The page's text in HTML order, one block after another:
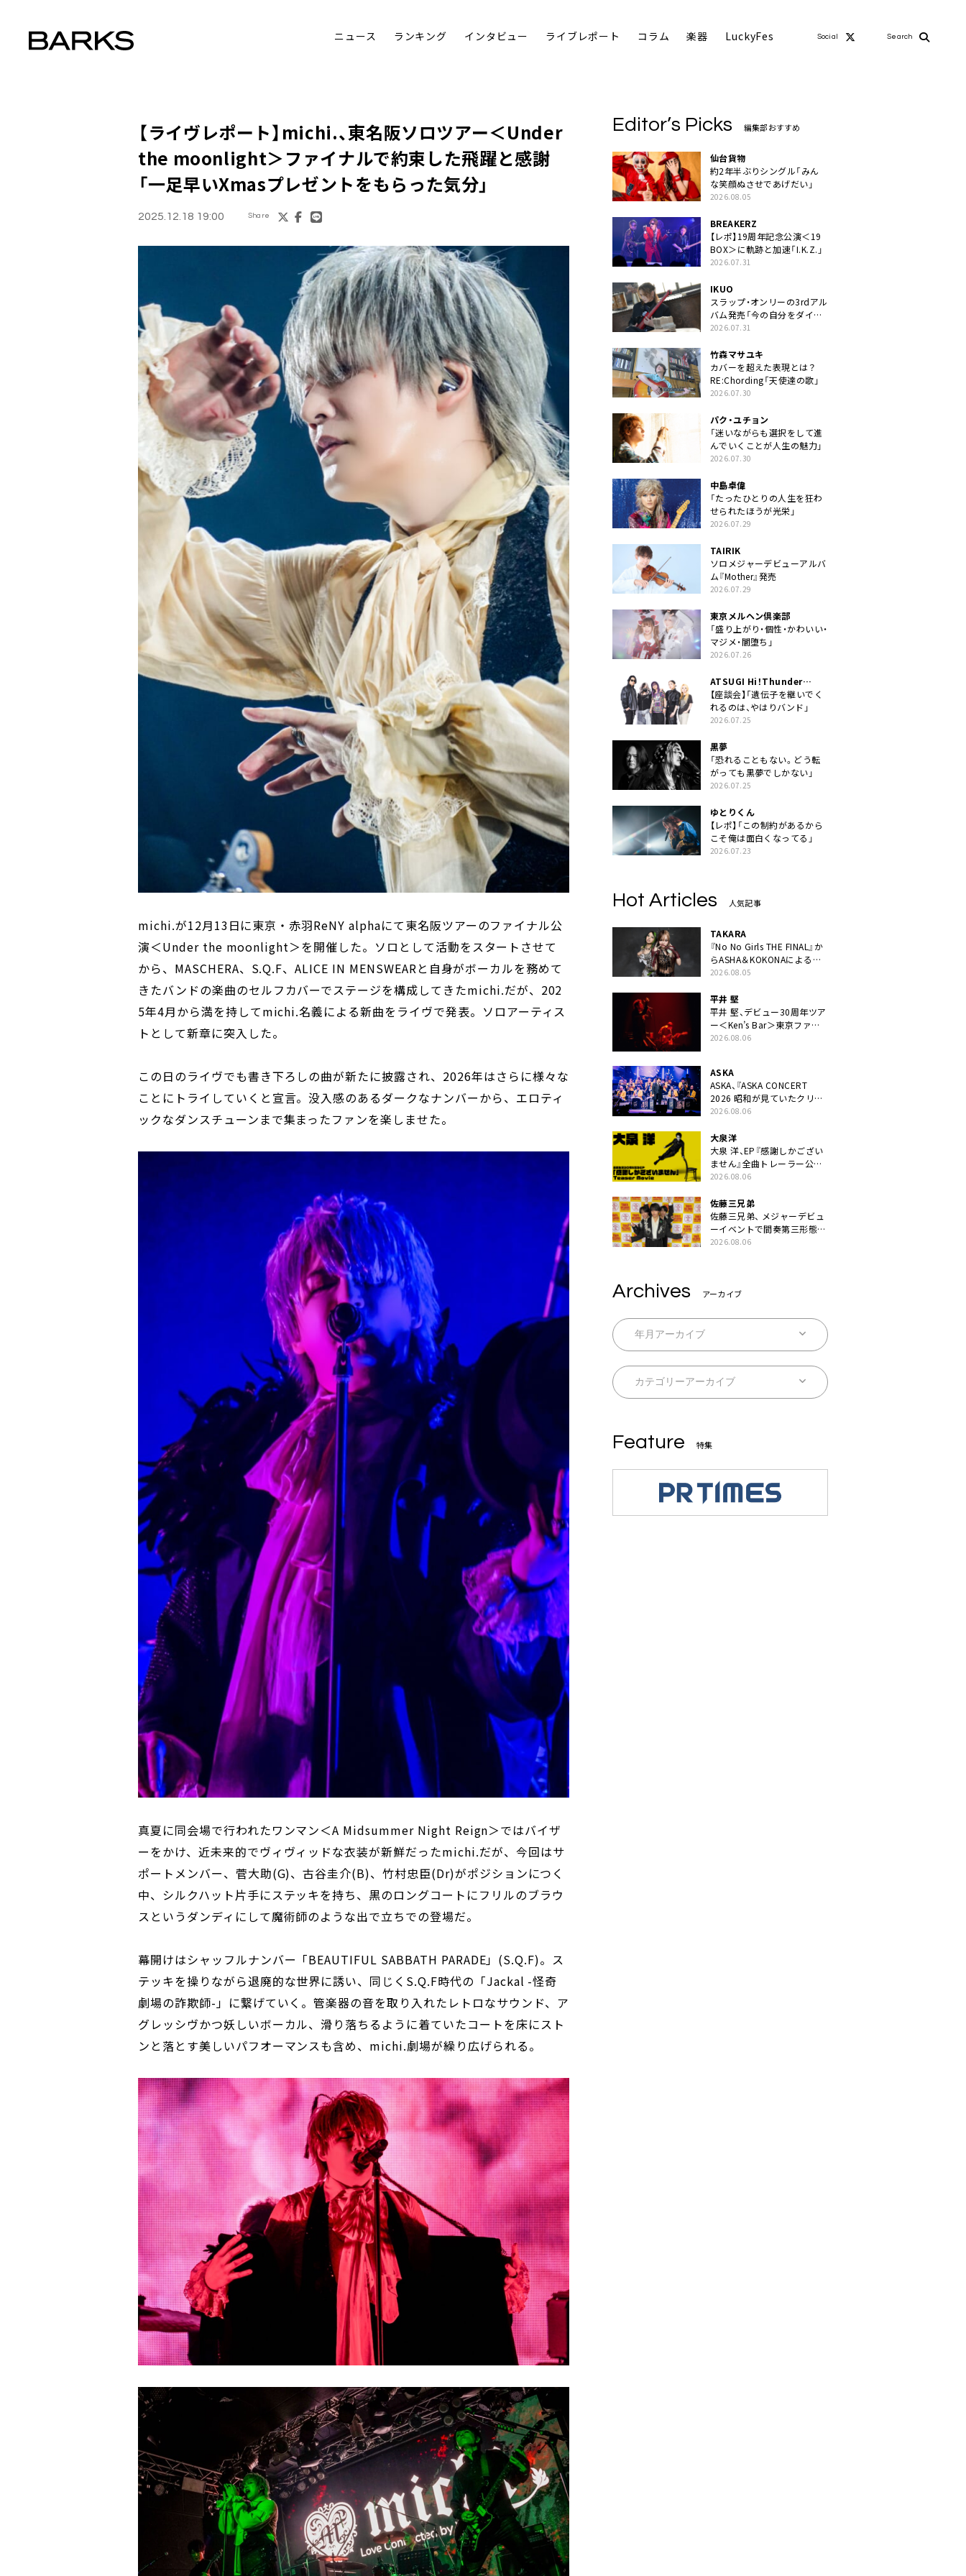
ニュース ランキング インタビュー ライブレポート コラム 楽器 LuckyFes Social Search
【ライヴレポート】michi.、東名阪ソロツアー＜Under
the moonlight＞ファイナルで約束した飛躍と感謝
「一足早いXmasプレゼントをもらった気分」
2025.12.18 19:00 Share
michi.が12月13日に東京・赤羽ReNY alphaにて東名阪ツアーのファイナル公
演＜Under the moonlight＞を開催した。ソロとして活動をスタートさせて
から、MASCHERA、S.Q.F、ALICE IN MENSWEARと自身がボーカルを務めて
きたバンドの楽曲のセルフカバーでステージを構成してきたmichi.だが、202
5年4月から満を持してmichi.名義による新曲をライヴで発表。ソロアーティス
トとして新章に突入した。
この日のライヴでも書き下ろしの曲が新たに披露され、2026年はさらに様々な
ことにトライしていくと宣言。没入感のあるダークなナンバーから、エロティ
ックなダンスチューンまで集まったファンを楽しませた。
真夏に同会場で行われたワンマン＜A Midsummer Night Reign＞ではバイザ
ーをかけ、近未来的でヴィヴィッドな衣装が新鮮だったmichi.だが、今回はサ
ポートメンバー、菅大助(G)、古谷圭介(B)、竹村忠臣(Dr)がポジションにつく
中、シルクハット片手にステッキを持ち、黒のロングコートにフリルのブラウ
スというダンディにして魔術師のような出で立ちでの登場だ。
幕開けはシャッフルナンバー「BEAUTIFUL SABBATH PARADE」(S.Q.F)。ス
テッキを操りながら退廃的な世界に誘い、同じくS.Q.F時代の「Jackal -怪奇
劇場の詐欺師-」に繋げていく。管楽器の音を取り入れたレトロなサウンド、ア
グレッシヴかつ妖しいボーカル、滑り落ちるように着ていたコートを床にスト
ンと落とす美しいパフオーマンスも含め、michi.劇場が繰り広げられる。
Editor’s Picks 編集部おすすめ
仙台貨物
約2年半ぶりシングル「みん
な笑顔ぬさせであげだい」
2026.08.05
BREAKERZ
【レポ】19周年記念公演＜19
BOX＞に軌跡と加速「I.K.Z.」
2026.07.31
IKUO
スラップ・オンリーの3rdアル
バム発売「今の自分をダイレ
クトに」
2026.07.31
竹森マサユキ
カバーを超えた表現とは？
RE:Chording「天使達の歌」
2026.07.30
パク・ユチョン
「迷いながらも選択をして進
んでいくことが人生の魅力」
2026.07.30
中島卓偉
「たったひとりの人生を狂わ
せられたほうが光栄」
2026.07.29
TAIRIK
ソロメジャーデビューアルバ
ム『Mother』発売
2026.07.29
東京メルヘン倶楽部
「盛り上がり・個性・かわいい・
マジメ・闇堕ち」
2026.07.26
ATSUGI Hi！Thunder
Rock Festival
【座談会】「遺伝子を継いでく
れるのは、やはりバンド」
2026.07.25
黒夢
「恐れることもない。どう転
がっても黒夢でしかない」
2026.07.25
ゆとりくん
【レポ】「この制約があるから
こそ俺は面白くなってる」
2026.07.23
Hot Articles 人気記事
TAKARA
『No No Girls THE FINAL』か
らASHA＆KOKONAによるユ
ニット・TAKARAがデビュー
2026.08.05
平井 堅
平井 堅、デビュー30周年ツア
ー＜Ken’s Bar＞東京ファイ
ナル公演の映像商品化決定。
2026.08.06
ASKA
ASKA、『ASKA CONCERT
2026 昭和が見ていたクリス
マス!? 』発売＆上映決定
2026.08.06
大泉洋
大泉 洋、EP『感謝しかござい
ません』全曲トレーラー公
開。幾田りら書き下ろし曲や
による提供曲のレコーディン
グ映像の一部解禁も
2026.08.06
佐藤三兄弟
佐藤三兄弟、 メジャーデビュ
ーイベントで間奏第三形態ダ
ンスを披露
2026.08.06
Archives アーカイブ
Feature 特集